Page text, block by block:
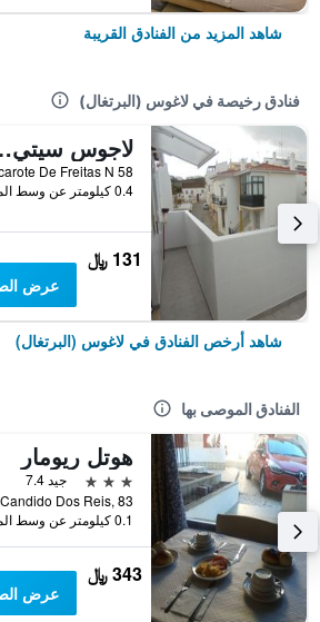
شاهد المزيد من الفنادق القريبة
فنادق رخيصة في لاغوس (البرتغال)
لاجوس سيتي
0.4 كيلومتر عن وسط المدينة
131 ﷼
عرض
شاهد أرخص الفنادق في لاغوس (البرتغال)
الفنادق الموصى بها
هوتل ريومار
3 نجوم
جيد 7.4
0.1 كيلومتر عن وسط المدينة
343 ﷼
عرض